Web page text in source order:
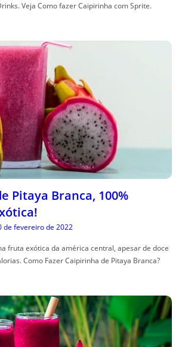
Veja Como fazer Caipirinha com Sprite.
Pitaya Branca, 100%
de fevereiro de 2022
fruta exótica da américa central, apesar de doce
Como Fazer Caipirinha de Pitaya Branca?